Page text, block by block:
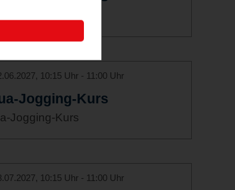
10:15 Uhr - 11:00 Uhr
Jogging-Kurs
Jogging-Kurs
10:15 Uhr - 11:00 Uhr